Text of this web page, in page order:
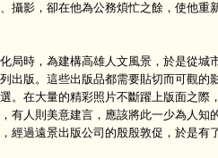
影，卻在他為公務煩忙之餘，使他重
時，為建構高雄人文風景，於是從城
出版。這些出版品都需要貼切而可觀
。在大量的精彩照片不斷躍上版面之
有人則美意建言，應該將此一少為人
經過遠景出版公司的殷殷敦促，於是